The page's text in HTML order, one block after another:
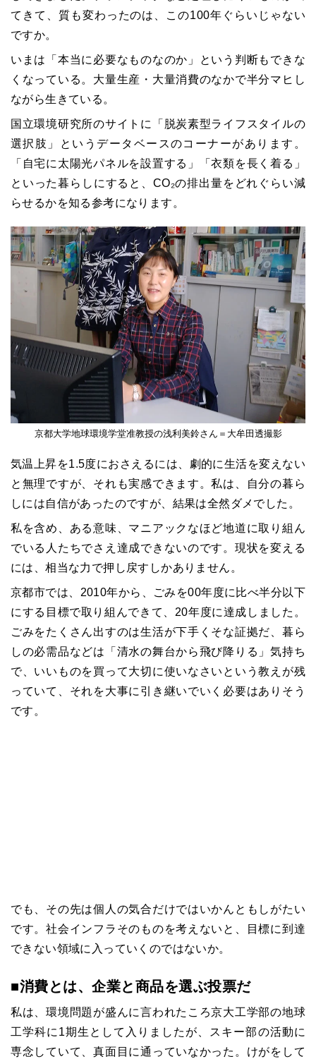
てきて、質も変わったのは、この100年ぐらいじゃない
ですか。
いまは「本当に必要なものなのか」という判断もできな
くなっている。大量生産・大量消費のなかで半分マヒし
ながら生きている。
国立環境研究所のサイトに「脱炭素型ライフスタイルの
選択肢」というデータベースのコーナーがあります。
「自宅に太陽光パネルを設置する」「衣類を長く着る」
といった暮らしにすると、CO₂の排出量をどれぐらい減
らせるかを知る参考になります。
京都大学地球環境学堂准教授の浅利美鈴さん＝大牟田透撮影
気温上昇を1.5度におさえるには、劇的に生活を変えない
と無理ですが、それも実感できます。私は、自分の暮ら
しには自信があったのですが、結果は全然ダメでした。
私を含め、ある意味、マニアックなほど地道に取り組ん
でいる人たちでさえ達成できないのです。現状を変える
には、相当な力で押し戻すしかありません。
京都市では、2010年から、ごみを00年度に比べ半分以下
にする目標で取り組んできて、20年度に達成しました。
ごみをたくさん出すのは生活が下手くそな証拠だ、暮ら
しの必需品などは「清水の舞台から飛び降りる」気持ち
で、いいものを買って大切に使いなさいという教えが残
っていて、それを大事に引き継いでいく必要はありそう
です。
でも、その先は個人の気合だけではいかんともしがたい
です。社会インフラそのものを考えないと、目標に到達
できない領域に入っていくのではないか。
■消費とは、企業と商品を選ぶ投票だ
私は、環境問題が盛んに言われたころ京大工学部の地球
工学科に1期生として入りましたが、スキー部の活動に
専念していて、真面目に通っていなかった。けがをして